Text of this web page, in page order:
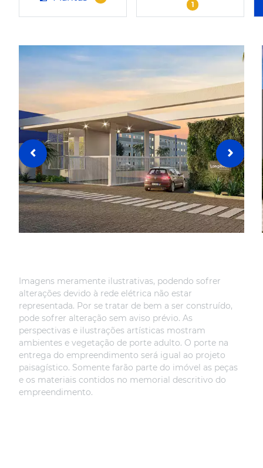
1
Imagens meramente ilustrativas, podendo sofrer
alterações devido à rede elétrica não estar
representada. Por se tratar de bem a ser construído,
pode sofrer alteração sem aviso prévio. As
perspectivas e ilustrações artísticas mostram
ambientes e vegetação de porte adulto. O porte na
entrega do empreendimento será igual ao projeto
paisagístico. Somente farão parte do imóvel as peças
e os materiais contidos no memorial descritivo do
empreendimento.